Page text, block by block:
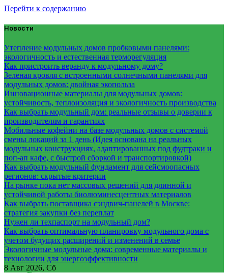
Перейти к содержанию
Новости
Утепление модульных домов пробковыми панелями:
экологичность и естественная терморегуляция
Как пристроить веранду к модульному дому?
Зеленая кровля с встроенными солнечными панелями для
модульных домов: двойная экопольза
Инновационные материалы для модульных домов:
устойчивость, теплоизоляция и экологичность производства
Как выбрать модульный дом: реальные отзывы о доверии к
производителям и гарантиях
Мобильные кофейни на базе модульных домов с системой
смены локаций за 1 день (Идея основана на реальных
модульных конструкциях, адаптированных под фудтраки и
поп-ап кафе, с быстрой сборкой и транспортировкой)
Как выбрать модульный фундамент для сейсмоопасных
регионов: скрытые критерии
На рынке пока нет массовых решений для длинной и
устойчивой работы биолюминесцентных материалов
Как выбрать поставщика сэндвич-панелей в Москве:
стратегия закупки без переплат
Нужен ли техпаспорт на модульный дом?
Как выбрать оптимальную планировку модульного дома с
учетом будущих расширений и изменений в семье
Экологичные модульные дома: современные материалы и
технологии для энергоэффективности
8 Авг 2026, Сб